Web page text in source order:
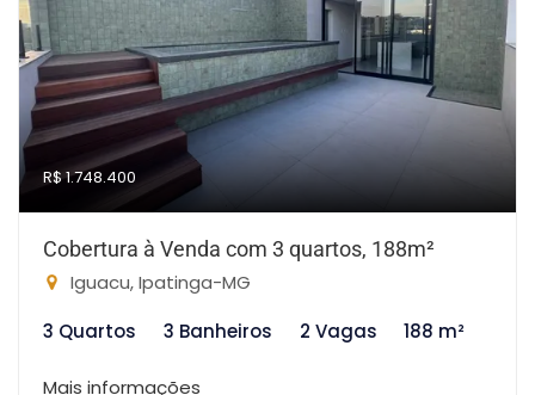
R$ 1.748.400
Cobertura à Venda com 3 quartos, 188m²
Iguacu, Ipatinga-MG
3 Quartos
3 Banheiros 2 Vagas 188 m²
Mais informações